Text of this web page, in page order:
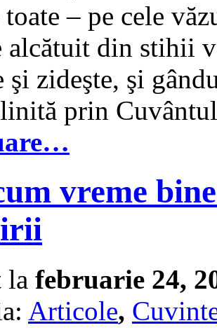
– pe cele
alcătuit din stihii
şi zideşte, şi
prin
vreme
la februarie 24,
Articole,